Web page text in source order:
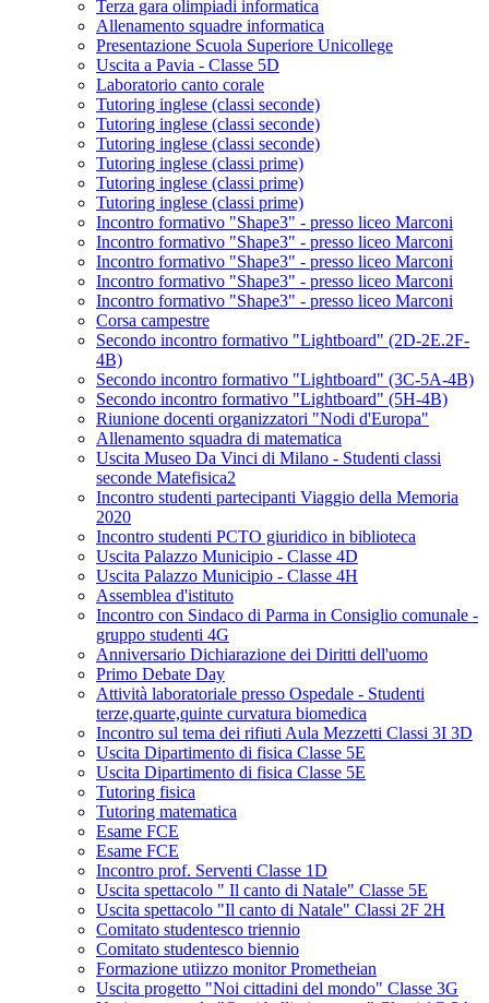
Terza gara olimpiadi informatica
Allenamento squadre informatica
Presentazione Scuola Superiore Unicollege
Uscita a Pavia - Classe 5D
Laboratorio canto corale
Tutoring inglese (classi seconde)
Tutoring inglese (classi seconde)
Tutoring inglese (classi seconde)
Tutoring inglese (classi prime)
Tutoring inglese (classi prime)
Tutoring inglese (classi prime)
Incontro formativo "Shape3" - presso liceo Marconi
Incontro formativo "Shape3" - presso liceo Marconi
Incontro formativo "Shape3" - presso liceo Marconi
Incontro formativo "Shape3" - presso liceo Marconi
Incontro formativo "Shape3" - presso liceo Marconi
Corsa campestre
Secondo incontro formativo "Lightboard" (2D-2E.2F-
4B)
Secondo incontro formativo "Lightboard" (3C-5A-4B)
Secondo incontro formativo "Lightboard" (5H-4B)
Riunione docenti organizzatori "Nodi d'Europa"
Allenamento squadra di matematica
Uscita Museo Da Vinci di Milano - Studenti classi
seconde Matefisica2
Incontro studenti partecipanti Viaggio della Memoria
2020
Incontro studenti PCTO giuridico in biblioteca
Uscita Palazzo Municipio - Classe 4D
Uscita Palazzo Municipio - Classe 4H
Assemblea d'istituto
Incontro con Sindaco di Parma in Consiglio comunale -
gruppo studenti 4G
Anniversario Dichiarazione dei Diritti dell'uomo
Primo Debate Day
Attività laboratoriale presso Ospedale - Studenti
terze,quarte,quinte curvatura biomedica
Incontro sul tema dei rifiuti Aula Mezzetti Classi 3I 3D
Uscita Dipartimento di fisica Classe 5E
Uscita Dipartimento di fisica Classe 5E
Tutoring fisica
Tutoring matematica
Esame FCE
Esame FCE
Incontro prof. Serventi Classe 1D
Uscita spettacolo " Il canto di Natale" Classe 5E
Uscita spettacolo "Il canto di Natale" Classi 2F 2H
Comitato studentesco triennio
Comitato studentesco biennio
Formazione utiizzo monitor Prometheian
Uscita progetto "Noi cittadini del mondo" Classe 3G